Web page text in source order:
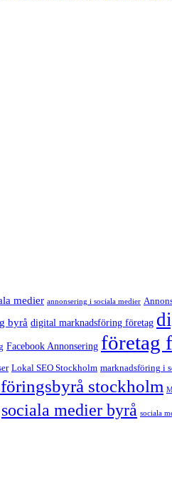
medier annonsering i sociala medier
byrå digital marknadsföring företag
Facebook Annonsering företag
Lokal SEO Stockholm marknadsföring i
stockholm
sociala medier byrå sociala